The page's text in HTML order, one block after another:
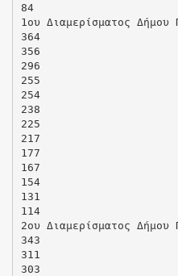
84
1ου Διαμερίσματος Δήμου
364
356
296
255
254
238
225
217
177
167
154
131
114
2ου Διαμερίσματος Δήμου
343
311
303